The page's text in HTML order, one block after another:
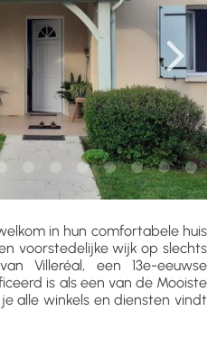
in hun comfortabele huis
voorstedelijke wijk op slechts
Villeréal, een 13e-eeuwse
is als een van de Mooiste
alle winkels en diensten vindt